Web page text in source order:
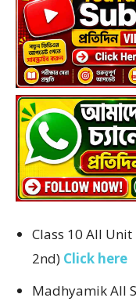
Class 10 All
2nd) Click here
Madhyamik All